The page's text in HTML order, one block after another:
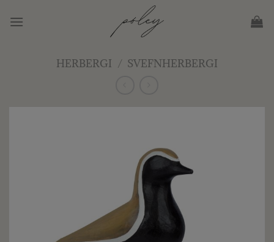
HERBERGI / SVEFNHERBERGI